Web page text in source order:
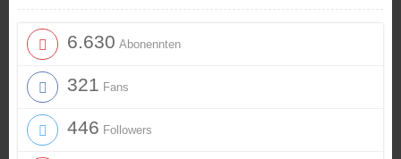
6.630 Abonennten
321 Fans
446 Followers